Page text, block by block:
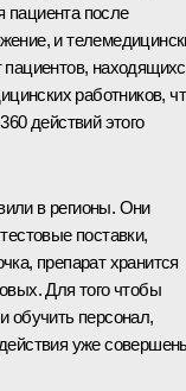
пациента после
и
пациентов,
работников,
действий этого
в регионы. Они
поставки,
препарат хранится
Для того чтобы
обучить персонал,
уже